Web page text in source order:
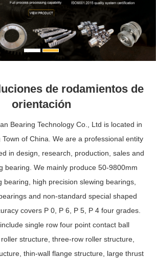
de rodamientos de
orientación
Bearing Technology Co., Ltd is located in
of China. We are a professional entity
in design, research, production, sales and
bearing. We mainly produce 50-9800mm
bearing, high precision slewing bearings,
and non-standard special shaped
covers P 0, P 6, P 5, P 4 four grades.
single row four point contact ball
structure, three-row roller structure,
thin-wall flange structure, large thrust